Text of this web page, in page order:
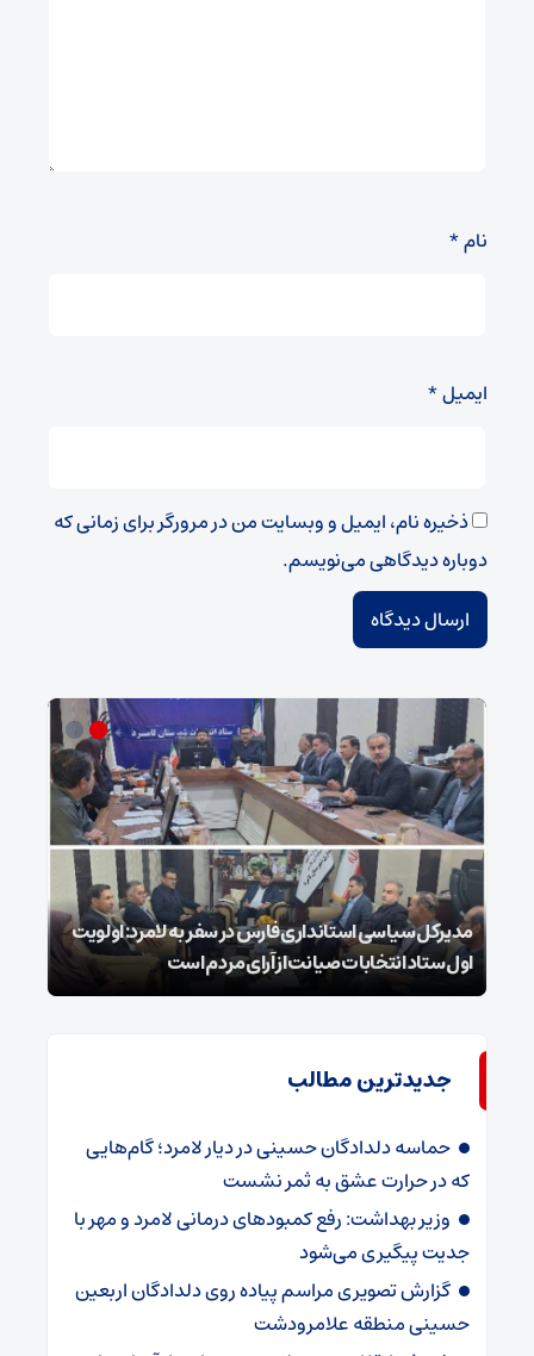
نام*
ایمیل*
ذخیره نام، ایمیل و وبسایت من در مرورگر برای زمانی که
دوباره دیدگاهی می‌نویسم.
مدیرکل سیاسی استانداری فارس در سفر به لامرد: اولویت
اول ستاد انتخابات صیانت از آرای مردم است
جدیدترین مطالب
حماسه دلدادگان حسینی در دیار لامرد؛ گام‌هایی
که در حرارت عشق به ثمر نشست
وزیر بهداشت: رفع کمبودهای درمانی لامرد و مهر با
جدیت پیگیری می‌شود
گزارش تصویری مراسم پیاده روی دلدادگان اربعین
حسینی منطقه علامرودشت